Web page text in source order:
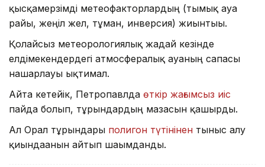
қысқамерзімді метеофакторлардың (тымық ауа
райы, жеңіл жел, тұман, инверсия) жиынтығы.
Қолайсыз метеорологиялық жағдай кезінде
елдімекендердегі атмосфералық ауаның сапасы
нашарлауы ықтимал.
Айта кетейік, Петропавлда өткір жағымсыз иіс
пайда болып, тұрғындардың мазасын қашырды.
Ал Орал тұрғындары полигон түтінінен тыныс алу
қиындағанын айтып шағымданды.